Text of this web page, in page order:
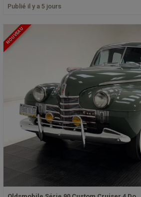
Publié il y a 5 jours
NOUVEAU